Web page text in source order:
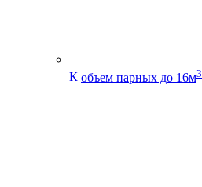
К объем парных до 16м3